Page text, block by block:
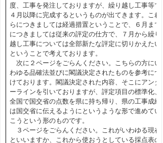
度、工事を発注しておりますが、繰り越し工事等で
４月以降に完成するというものが出てきます。これ
らにつきましては経過措置ということで、６月まで
につきましては従来の評定の仕方で、７月から繰り
越し工事については全部新たな評定に切りかえたい
ということで考えております。
次に２ページをごらんください。こちらの方にい
わゆる品確法並びに閣議決定されたものを参考につ
けております。閣議決定された内容、そこにアンダ
ーラインを引いておりますが、評定項目の標準化、
全国で国交省の点数を県に持ち帰り、県の工事成績
は国交省に伝えるようにというような形で進めてい
こうという形のものです。
３ページをごらんください。これがいわゆる現在
といいますか、これから使おうとしている採点表の